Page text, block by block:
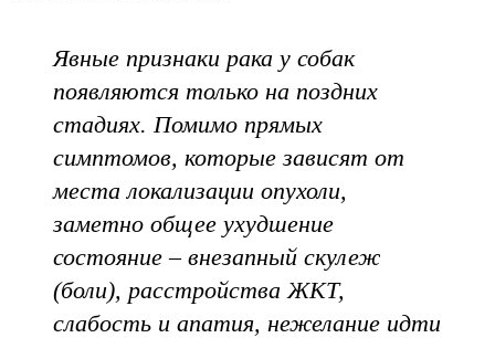
Явные признаки рака у собак
появляются только на поздних
стадиях. Помимо прямых
симптомов, которые зависят от
места локализации опухоли,
заметно общее ухудшение
состояние – внезапный скулеж
(боли), расстройства ЖКТ,
слабость и апатия, нежелание идти